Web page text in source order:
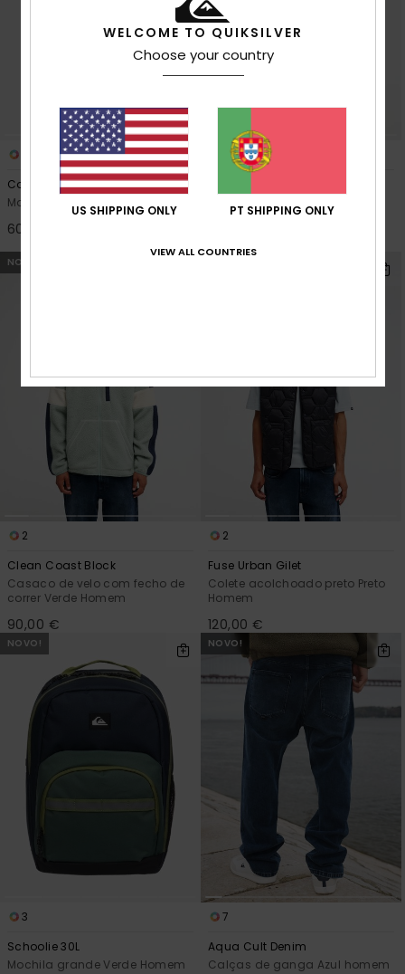
Commute Lite 37L
Mala castanha Verde Homem
60,00 €
correr Azul Homem
NOVO!
2
Clean Coast Block
Casaco de velo com fecho de
correr Verde Homem
90,00 €
2
Fuse Urban Gilet
Colete acolchoado preto Preto
Homem
120,00 €
NOVO!
3
Schoolie 30L
Mochila grande Verde Homem
NOVO!
7
Aqua Cult Denim
Calças de ganga Azul homem
WELCOME TO QUIKSILVER
Choose your country
US SHIPPING ONLY PT SHIPPING ONLY
VIEW ALL COUNTRIES